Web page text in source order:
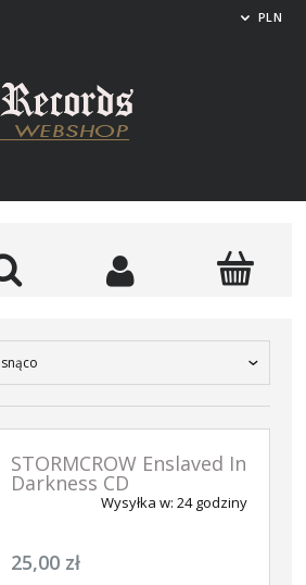
PLN
STORMCROW Enslaved In
Darkness CD
Wysyłka w: 24 godziny
25,00 zł